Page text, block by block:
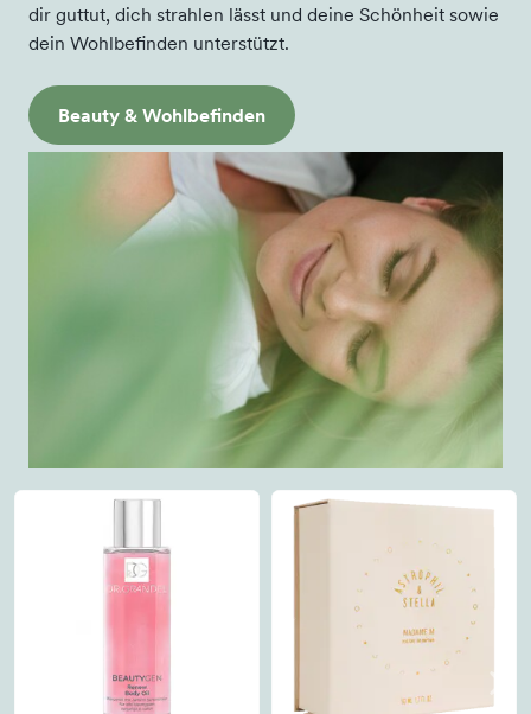
dir guttut, dich strahlen lässt und deine Schönheit sowie
dein Wohlbefinden unterstützt.
Beauty & Wohlbefinden